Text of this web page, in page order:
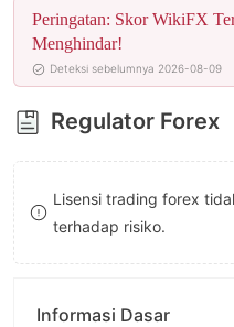
6
7
8
9
4
5
6
7
8
9
Peringatan: Skor WikiFX
Menghindar!
Deteksi sebelumnya 2026-08-09
Regulator Forex
Lisensi trading forex
terhadap risiko.
Informasi Dasar